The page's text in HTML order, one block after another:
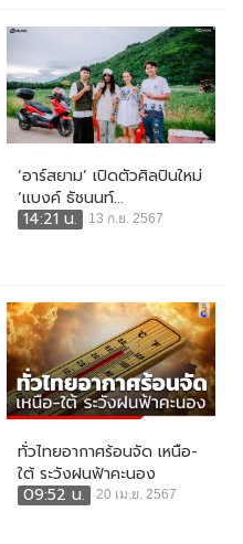
‘อาร์สยาม’ เปิดตัวศิลปินใหม่
‘แบงค์ ธัชนนท์...
14:21 น.
13 ก.ย. 2567
ทั่วไทยอากาศร้อนจัด เหนือ-
ใต้ ระวังฝนฟ้าคะนอง
09:52 น.
20 เม.ย. 2567